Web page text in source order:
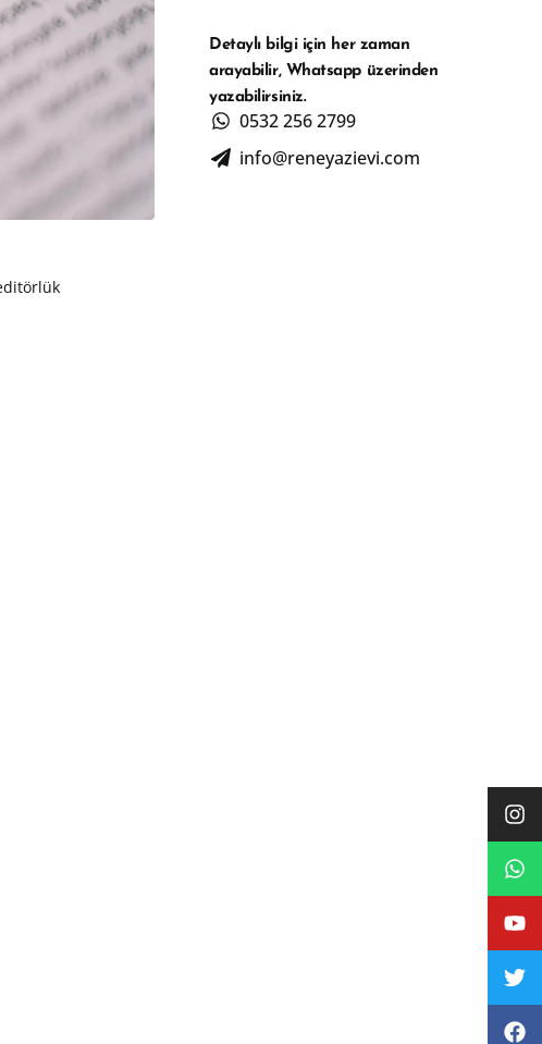
Detaylı bilgi için her zaman
arayabilir, Whatsapp üzerinden
yazabilirsiniz.
0532 256 2799
info@reneyazievi.com